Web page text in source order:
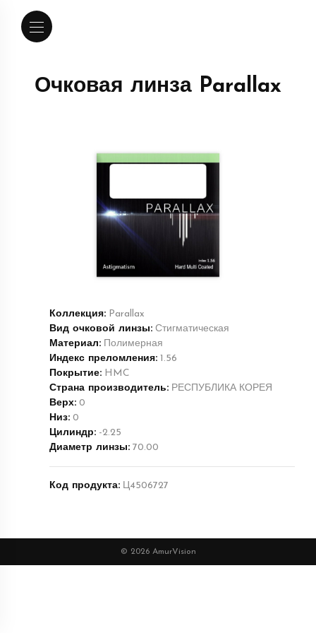
Очковая линза Parallax
Коллекция: Parallax
Вид очковой линзы: Стигматическая
Материал: Полимерная
Индекс преломления: 1.56
Покрытие: HMC
Страна производитель: РЕСПУБЛИКА КОРЕЯ
Верх: 0
Низ: 0
Цилиндр: -2.25
Диаметр линзы: 70.00
Код продукта: Ц4506727
© 2026 AmurVision